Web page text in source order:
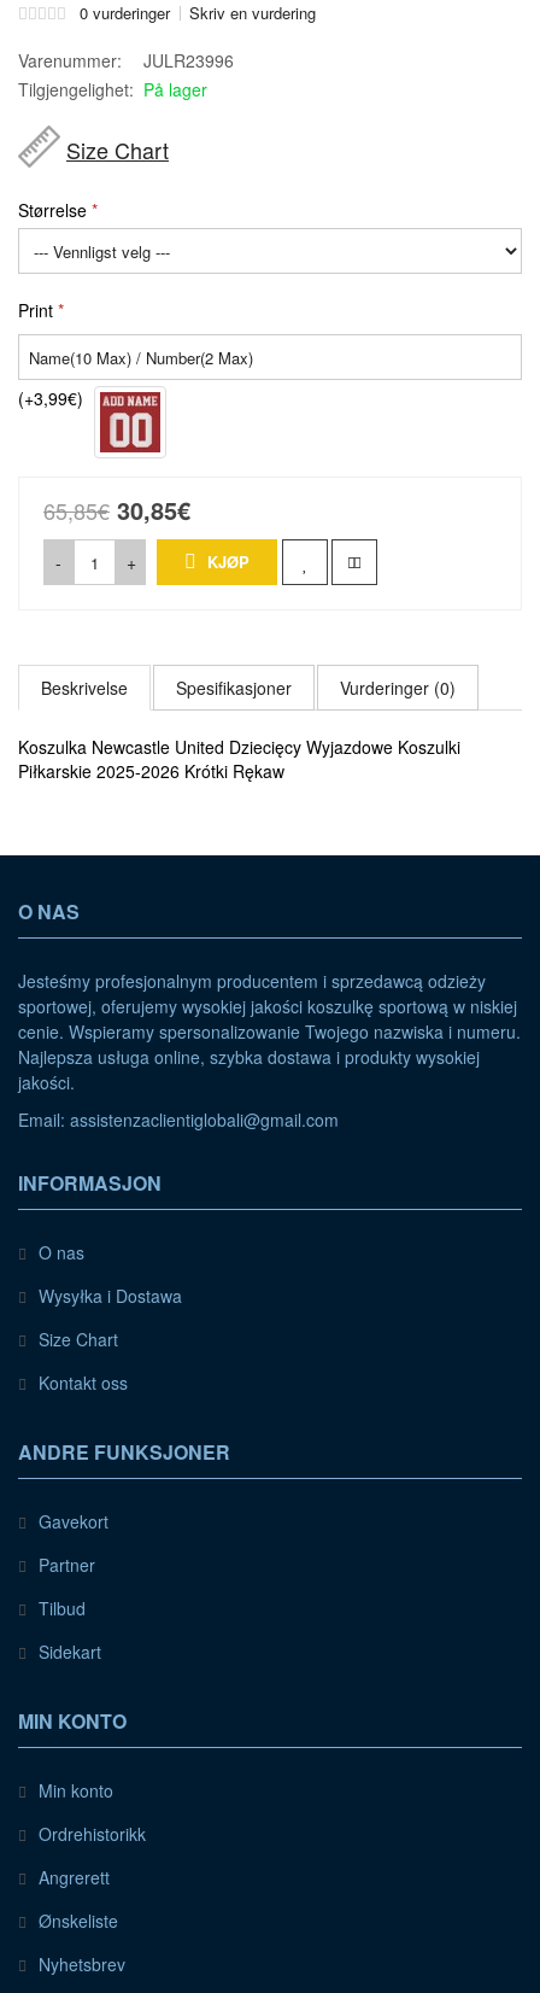
0 vurderinger Skriv en vurdering
Varenummer:
JULR23996
Tilgjengelighet: På lager
Size Chart
Størrelse
Print
(+3,99€)
65,85€ 30,85€
- + KJØP
Beskrivelse Spesifikasjoner Vurderinger (0)
Koszulka Newcastle United Dziecięcy Wyjazdowe Koszulki
Piłkarskie 2025-2026 Krótki Rękaw
O NAS
Jesteśmy profesjonalnym producentem i sprzedawcą odzieży
sportowej, oferujemy wysokiej jakości koszulkę sportową w niskiej
cenie. Wspieramy spersonalizowanie Twojego nazwiska i numeru.
Najlepsza usługa online, szybka dostawa i produkty wysokiej
jakości.
Email: assistenzaclientiglobali@gmail.com
INFORMASJON
O nas
Wysyłka i Dostawa
Size Chart
Kontakt oss
ANDRE FUNKSJONER
Gavekort
Partner
Tilbud
Sidekart
MIN KONTO
Min konto
Ordrehistorikk
Angrerett
Ønskeliste
Nyhetsbrev